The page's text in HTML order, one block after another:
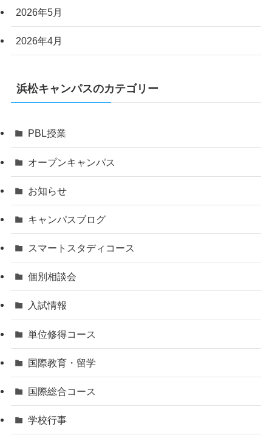
2026年5月
2026年4月
浜松キャンパスのカテゴリー
PBL授業
オープンキャンパス
お知らせ
キャンパスブログ
スマートスタディコース
個別相談会
入試情報
単位修得コース
国際教育・留学
国際総合コース
学校行事